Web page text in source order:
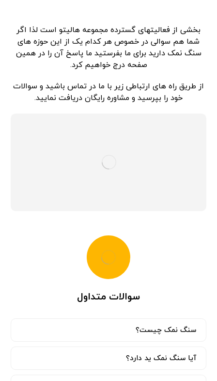
بخشی از فعالیتهای گسترده مجموعه هالیتو است لذا اگر
شما هم سوالی در خصوص هر کدام یک از این حوزه های
سنگ نمک دارید برای ما بفرستید ما پاسخ آن را در همین
صفحه درج خواهیم کرد.
از طریق راه های ارتباطی زیر با ما در تماس باشید و سوالات
خود را بپرسید و مشاوره رایگان دریافت نمایید.
سوالات متداول
سنگ نمک چیست؟
آیا سنگ نمک ید دارد؟